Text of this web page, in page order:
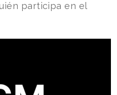
participa en el